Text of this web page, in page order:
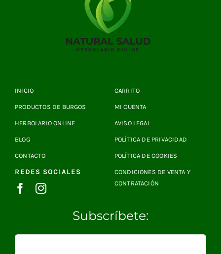
INICIO
PRODUCTOS DE BURGOS
HERBOLARIO ONLINE
BLOG
CONTACTO
REDES SOCIALES
CARRITO
MI CUENTA
AVISO LEGAL
POLÍTICA DE PRIVACIDAD
POLÍTICA DE COOKIES
CONDICIONES DE VENTA Y
CONTRATACIÓN
Subscríbete: